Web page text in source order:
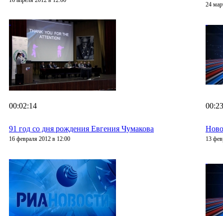
24
00:02:14
91 год со дня рождения Евгения Чумакова
16 февраля 2012 в 12:00 13